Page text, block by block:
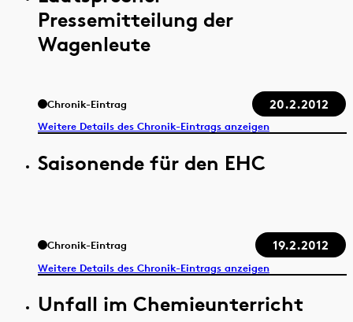
Pressemitteilung der
Wagenleute
Chronik-Eintrag 20.2.2012
Weitere Details des Chronik-Eintrags anzeigen
Saisonende für den EHC
Chronik-Eintrag 19.2.2012
Weitere Details des Chronik-Eintrags anzeigen
Unfall im Chemieunterricht